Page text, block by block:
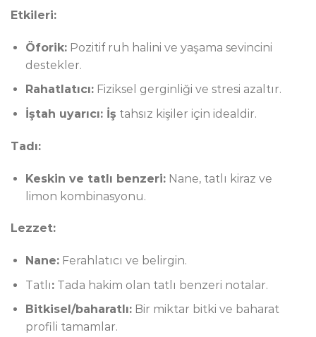
Etkileri:
Öforik:Pozitif ruh halini ve yaşama sevincini
destekler.
Rahatlatıcı:Fiziksel gerginliği ve stresi azaltır.
İştah uyarıcı: İş tahsız kişiler için idealdir.
Tadı:
Keskin ve tatlı benzeri:Nane, tatlı kiraz ve
limon kombinasyonu.
Lezzet:
Nane:Ferahlatıcı ve belirgin.
Tatlı:Tada hakim olan tatlı benzeri notalar.
Bitkisel/baharatlı:Bir miktar bitki ve baharat
profili tamamlar.